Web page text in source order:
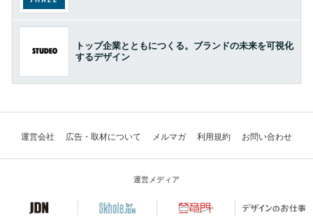
トップ企業とともにつくる。ブランドの未来を可視化
するデザイン
運営会社 広告・取材について メルマガ 利用規約 お問い合わせ
運営メディア